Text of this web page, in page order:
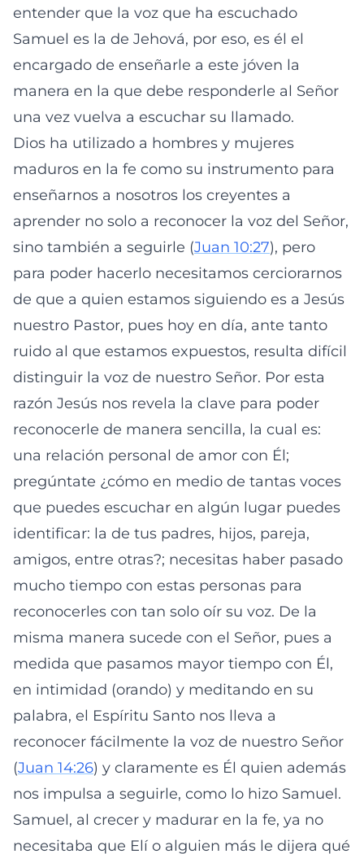
entender que la voz que ha escuchado
Samuel es la de Jehová, por eso, es él el
encargado de enseñarle a este jóven la
manera en la que debe responderle al Señor
una vez vuelva a escuchar su llamado.
Dios ha utilizado a hombres y mujeres
maduros en la fe como su instrumento para
enseñarnos a nosotros los creyentes a
aprender no solo a reconocer la voz del Señor,
sino también a seguirle (Juan 10:27), pero
para poder hacerlo necesitamos cerciorarnos
de que a quien estamos siguiendo es a Jesús
nuestro Pastor, pues hoy en día, ante tanto
ruido al que estamos expuestos, resulta difícil
distinguir la voz de nuestro Señor. Por esta
razón Jesús nos revela la clave para poder
reconocerle de manera sencilla, la cual es:
una relación personal de amor con Él;
pregúntate ¿cómo en medio de tantas voces
que puedes escuchar en algún lugar puedes
identificar: la de tus padres, hijos, pareja,
amigos, entre otras?; necesitas haber pasado
mucho tiempo con estas personas para
reconocerles con tan solo oír su voz. De la
misma manera sucede con el Señor, pues a
medida que pasamos mayor tiempo con Él,
en intimidad (orando) y meditando en su
palabra, el Espíritu Santo nos lleva a
reconocer fácilmente la voz de nuestro Señor
(Juan 14:26) y claramente es Él quien además
nos impulsa a seguirle, como lo hizo Samuel.
Samuel, al crecer y madurar en la fe, ya no
necesitaba que Elí o alguien más le dijera qué